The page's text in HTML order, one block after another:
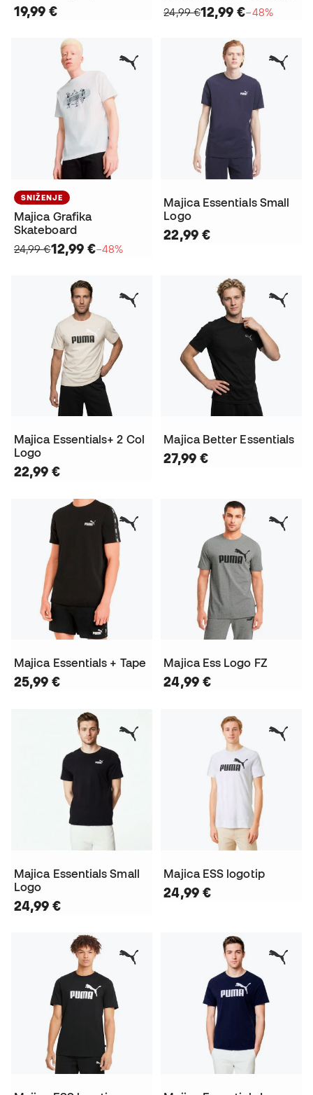
19,99 €
24,99 €12,99 €−48%
SNIŽENJE
Majica Grafika
Skateboard
24,99 €12,99 €−48%
Majica Essentials Small
Logo
22,99 €
Majica Essentials+ 2 Col
Logo
22,99 €
Majica Better Essentials
27,99 €
Majica Essentials + Tape
25,99 €
Majica Ess Logo FZ
24,99 €
Majica Essentials Small
Logo
24,99 €
Majica ESS logotip
24,99 €